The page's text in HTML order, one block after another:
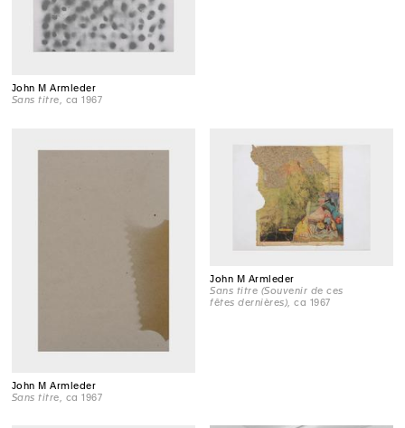
John M Armleder
Sans titre , ca 1967
John M Armleder
Sans titre , ca 1967
John M Armleder
Sans titre (Souvenir de ces
fêtes dernières) , ca 1967